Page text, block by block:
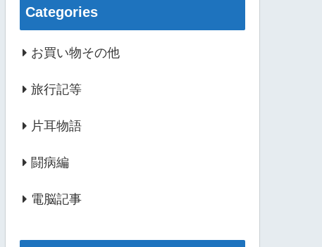
Categories
お買い物その他
旅行記等
片耳物語
闘病編
電脳記事